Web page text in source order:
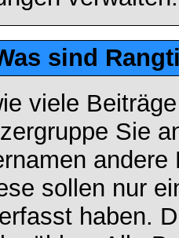
sind
viele
Sie
sollen nur
haben.